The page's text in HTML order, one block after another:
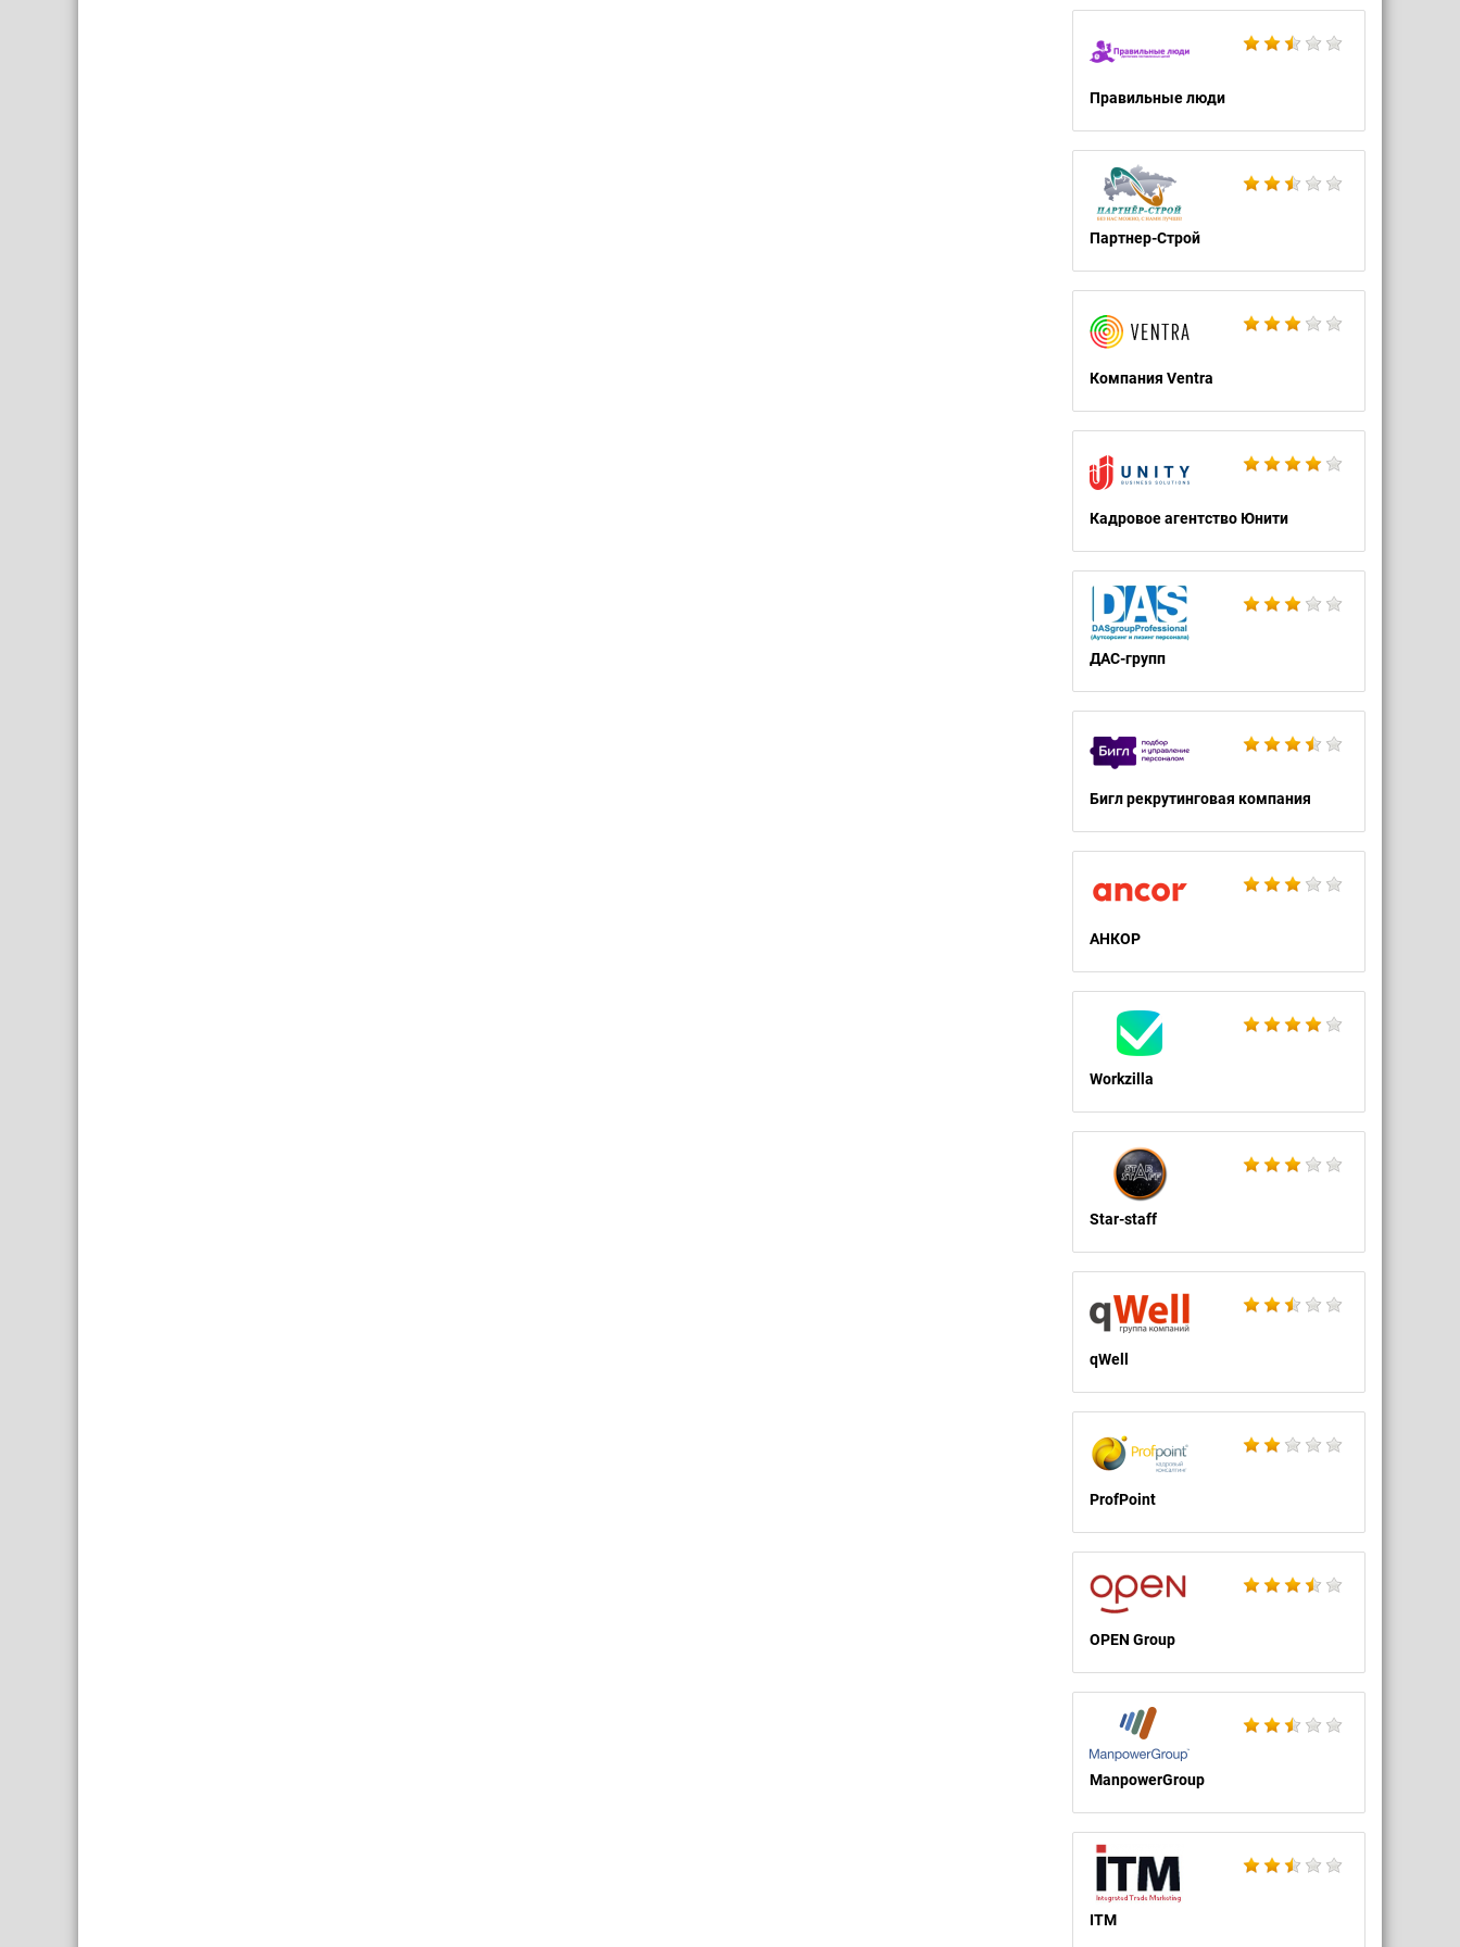
Правильные люди
Партнер-Строй
Компания Ventra
Кадровое агентство Юнити
ДАС-групп
Бигл рекрутинговая компания
АНКОР
Workzilla
Star-staff
qWell
ProfPoint
OPEN Group
ManpowerGroup
ITM